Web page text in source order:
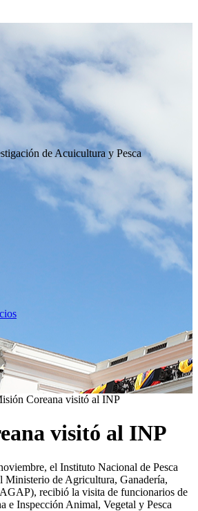
de Acuicultura y Pesca
Coreana visitó al INP
visitó al INP
el Instituto Nacional de Pesca
Ministerio de Agricultura, Ganadería,
recibió la visita de funcionarios de
e Inspección Animal, Vegetal y Pesca